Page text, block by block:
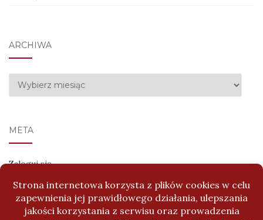
ARCHIWA
Archiwa
META
Zaloguj się
Kanał wpisów
Kanał komentarzy